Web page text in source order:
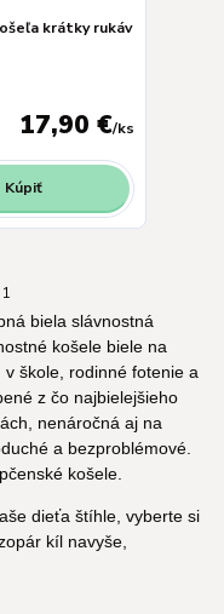
krátky rukáv
17,90 €/ks
Kúpiť
biela slávnostná
košele biele na
škole, rodinné fotenie a
z čo najbielejšieho
nenáročná aj na
a bezproblémové.
košele.
dieťa štíhle, vyberte si
kíl navyše,